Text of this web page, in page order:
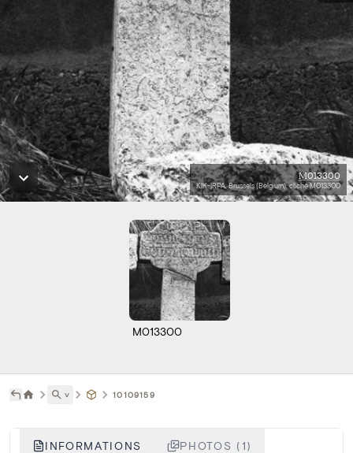
M013300
KIK-IRPA, Brussels (Belgium), cliché M013300
M013300
˅ 10109159
INFORMATIONS PHOTOS (1)